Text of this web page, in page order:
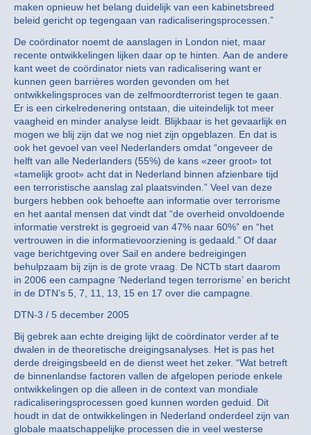
maken opnieuw het belang duidelijk van een kabinetsbreed
beleid gericht op tegengaan van radicaliseringsprocessen.”
De coördinator noemt de aanslagen in London niet, maar
recente ontwikkelingen lijken daar op te hinten. Aan de andere
kant weet de coördinator niets van radicalisering want er
kunnen geen barrières worden gevonden om het
ontwikkelingsproces van de zelfmoordterrorist tegen te gaan.
Er is een cirkelredenering ontstaan, die uiteindelijk tot meer
vaagheid en minder analyse leidt. Blijkbaar is het gevaarlijk en
mogen we blij zijn dat we nog niet zijn opgeblazen. En dat is
ook het gevoel van veel Nederlanders omdat “ongeveer de
helft van alle Nederlanders (55%) de kans «zeer groot» tot
«tamelijk groot» acht dat in Nederland binnen afzienbare tijd
een terroristische aanslag zal plaatsvinden.” Veel van deze
burgers hebben ook behoefte aan informatie over terrorisme
en het aantal mensen dat vindt dat “de overheid onvoldoende
informatie verstrekt is gegroeid van 47% naar 60%” en “het
vertrouwen in die informatievoorziening is gedaald.” Of daar
vage berichtgeving over Sail en andere bedreigingen
behulpzaam bij zijn is de grote vraag. De NCTb start daarom
in 2006 een campagne ‘Nederland tegen terrorisme’ en bericht
in de DTN’s 5, 7, 11, 13, 15 en 17 over die campagne.
DTN-3 / 5 december 2005
Bij gebrek aan echte dreiging lijkt de coördinator verder af te
dwalen in de theoretische dreigingsanalyses. Het is pas het
derde dreigingsbeeld en de dienst weet het zeker. “Wat betreft
de binnenlandse factoren vallen de afgelopen periode enkele
ontwikkelingen op die alleen in de context van mondiale
radicaliseringsprocessen goed kunnen worden geduid. Dit
houdt in dat de ontwikkelingen in Nederland onderdeel zijn van
globale maatschappelijke processen die in veel westerse